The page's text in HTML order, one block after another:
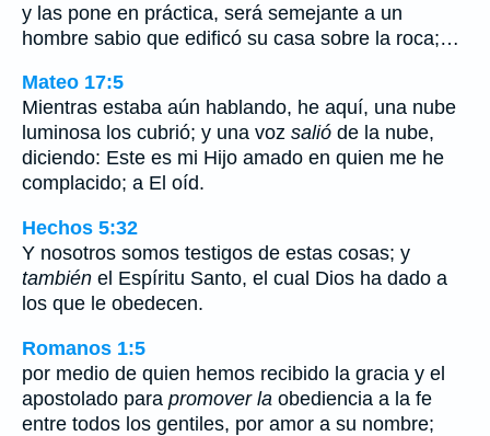
y las pone en práctica, será semejante a un
hombre sabio que edificó su casa sobre la roca;…
Mateo 17:5
Mientras estaba aún hablando, he aquí, una nube
luminosa los cubrió; y una voz salió de la nube,
diciendo: Este es mi Hijo amado en quien me he
complacido; a El oíd.
Hechos 5:32
Y nosotros somos testigos de estas cosas; y
también el Espíritu Santo, el cual Dios ha dado a
los que le obedecen.
Romanos 1:5
por medio de quien hemos recibido la gracia y el
apostolado para promover la obediencia a la fe
entre todos los gentiles, por amor a su nombre;